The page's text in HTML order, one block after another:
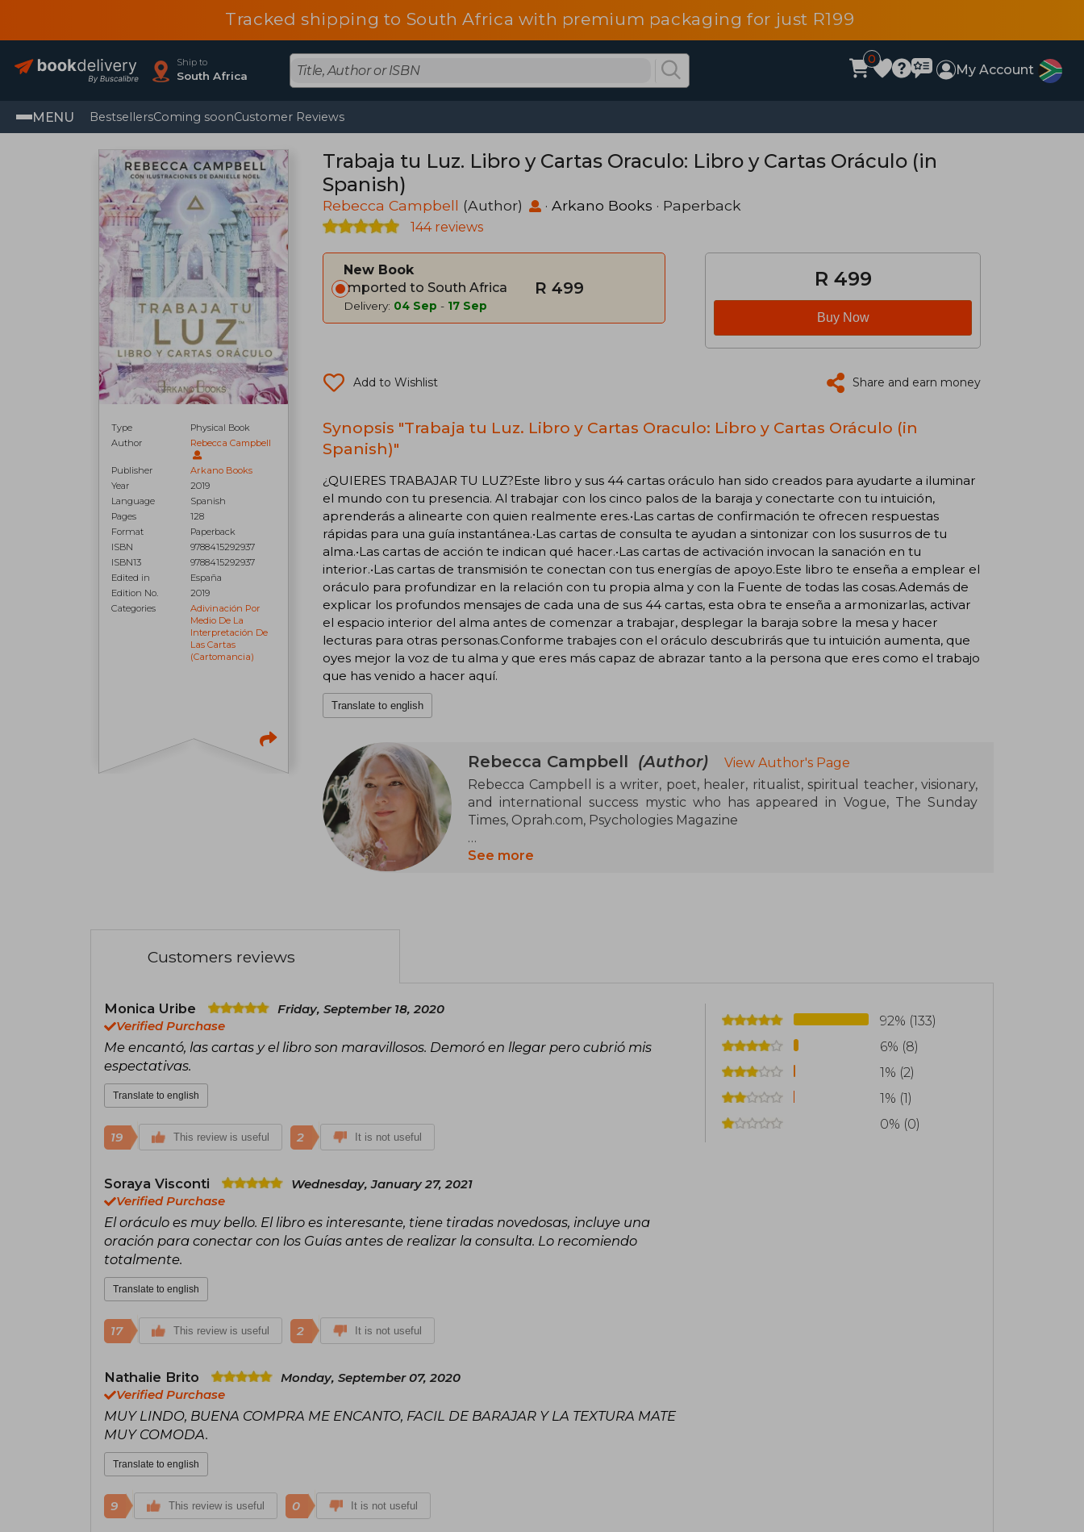
Tracked shipping to South Africa with premium packaging for just R199
Ship to
South Africa
0
My Account
MENU BestsellersComing soonCustomer Reviews
Type
Physical Book
Author
Rebecca Campbell
Publisher
Arkano Books
Year
2019
Language
Spanish
Pages
128
Format
Paperback
ISBN
9788415292937
ISBN13
9788415292937
Edited in
España
Edition No.
2019
Categories
Adivinación Por
Medio De La
Interpretación De
Las Cartas
(cartomancia)
Trabaja tu Luz. Libro y Cartas Oraculo: Libro y Cartas Oráculo (in
Spanish)
Rebecca Campbell (Author) · Arkano Books · Paperback
144 reviews
New Book
Imported to South Africa
Delivery: 04 Sep - 17 Sep
R 499 R 499
Buy Now
Add to Wishlist Share and earn money
Synopsis "Trabaja tu Luz. Libro y Cartas Oraculo: Libro y Cartas Oráculo (in
Spanish)"
¿QUIERES TRABAJAR TU LUZ?Este libro y sus 44 cartas oráculo han sido creados para ayudarte a iluminar
el mundo con tu presencia. Al trabajar con los cinco palos de la baraja y conectarte con tu intuición,
aprenderás a alinearte con quien realmente eres.•Las cartas de confirmación te ofrecen respuestas
rápidas para una guía instantánea.•Las cartas de consulta te ayudan a sintonizar con los susurros de tu
alma.•Las cartas de acción te indican qué hacer.•Las cartas de activación invocan la sanación en tu
interior.•Las cartas de transmisión te conectan con tus energías de apoyo.Este libro te enseña a emplear el
oráculo para profundizar en la relación con tu propia alma y con la Fuente de todas las cosas.Además de
explicar los profundos mensajes de cada una de sus 44 cartas, esta obra te enseña a armonizarlas, activar
el espacio interior del alma antes de comenzar a trabajar, desplegar la baraja sobre la mesa y hacer
lecturas para otras personas.Conforme trabajes con el oráculo descubrirás que tu intuición aumenta, que
oyes mejor la voz de tu alma y que eres más capaz de abrazar tanto a la persona que eres como el trabajo
que has venido a hacer aquí.
Translate to english
Rebecca Campbell (Author)
View Author's Page
Rebecca Campbell is a writer, poet, healer, ritualist, spiritual teacher, visionary,
and international success mystic who has appeared in Vogue, The Sunday
Times, Oprah.com, Psychologies Magazine
Her books, oracles, courses, and workshops have been translated into more
See more
Customers reviews
Monica Uribe
Friday, September 18, 2020
Verified Purchase
Me encantó, las cartas y el libro son maravillosos. Demoró en llegar pero cubrió mis
espectativas.
Translate to english
19 This review is useful 2 It is not useful
Soraya Visconti
Wednesday, January 27, 2021
Verified Purchase
El oráculo es muy bello. El libro es interesante, tiene tiradas novedosas, incluye una
oración para conectar con los Guías antes de realizar la consulta. Lo recomiendo
totalmente.
Translate to english
17 This review is useful 2 It is not useful
Nathalie Brito
Monday, September 07, 2020
Verified Purchase
MUY LINDO, BUENA COMPRA ME ENCANTO, FACIL DE BARAJAR Y LA TEXTURA MATE
MUY COMODA.
Translate to english
9 This review is useful 0 It is not useful
92% (133)
6% (8)
1% (2)
1% (1)
0% (0)